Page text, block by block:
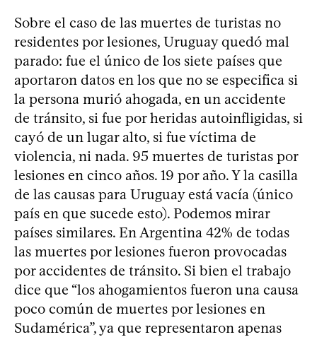
Sobre el caso de las muertes de turistas no
residentes por lesiones, Uruguay quedó mal
parado: fue el único de los siete países que
aportaron datos en los que no se especifica si
la persona murió ahogada, en un accidente
de tránsito, si fue por heridas autoinfligidas, si
cayó de un lugar alto, si fue víctima de
violencia, ni nada. 95 muertes de turistas por
lesiones en cinco años. 19 por año. Y la casilla
de las causas para Uruguay está vacía (único
país en que sucede esto). Podemos mirar
países similares. En Argentina 42% de todas
las muertes por lesiones fueron provocadas
por accidentes de tránsito. Si bien el trabajo
dice que “los ahogamientos fueron una causa
poco común de muertes por lesiones en
Sudamérica”, ya que representaron apenas